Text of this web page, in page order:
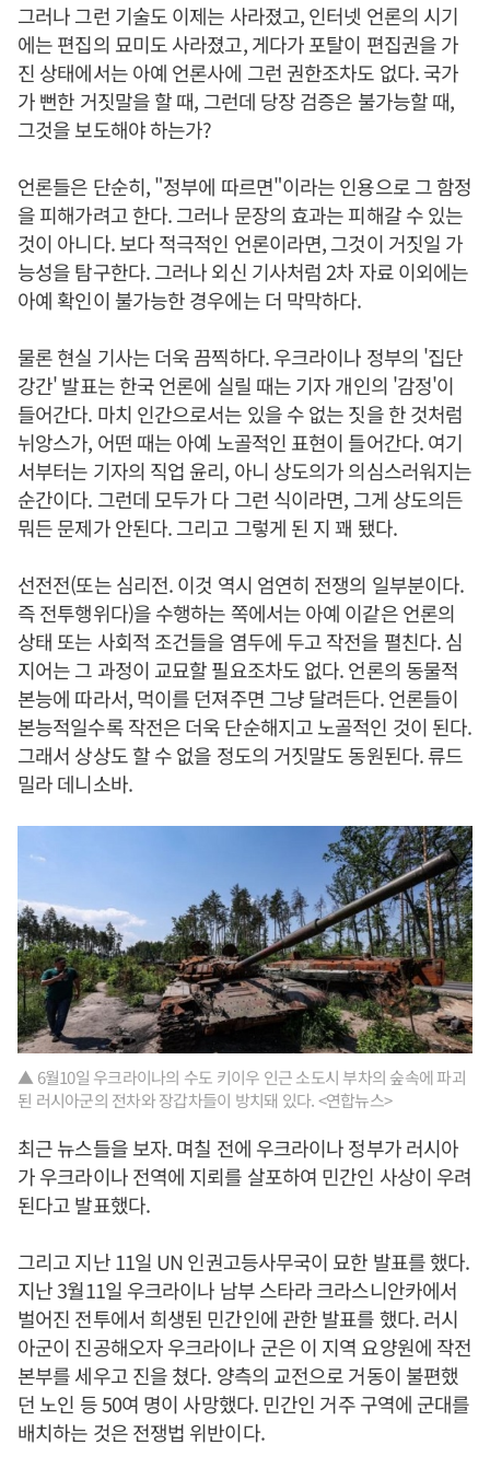
그러나 그런 기술도 이제는 사라졌고, 인터넷 언론의 시기
에는 편집의 묘미도 사라졌고, 게다가 포탈이 편집권을 가
진 상태에서는 아예 언론사에 그런 권한조차도 없다. 국가
가 뻔한 거짓말을 할 때, 그런데 당장 검증은 불가능할 때,
그것을 보도해야 하는가?
언론들은 단순히, "정부에 따르면"이라는 인용으로 그 함정
을 피해가려고 한다. 그러나 문장의 효과는 피해갈 수 있는
것이 아니다. 보다 적극적인 언론이라면, 그것이 거짓일 가
능성을 탐구한다. 그러나 외신 기사처럼 2차 자료 이외에는
아예 확인이 불가능한 경우에는 더 막막하다.
물론 현실 기사는 더욱 끔찍하다. 우크라이나 정부의 '집단
강간' 발표는 한국 언론에 실릴 때는 기자 개인의 '감정'이
들어간다. 마치 인간으로서는 있을 수 없는 짓을 한 것처럼
뉘앙스가, 어떤 때는 아예 노골적인 표현이 들어간다. 여기
서부터는 기자의 직업 윤리, 아니 상도의가 의심스러워지는
순간이다. 그런데 모두가 다 그런 식이라면, 그게 상도의든
뭐든 문제가 안된다. 그리고 그렇게 된 지 꽤 됐다.
선전전(또는 심리전. 이것 역시 엄연히 전쟁의 일부분이다.
즉 전투행위다)을 수행하는 쪽에서는 아예 이같은 언론의
상태 또는 사회적 조건들을 염두에 두고 작전을 펼친다. 심
지어는 그 과정이 교묘할 필요조차도 없다. 언론의 동물적
본능에 따라서, 먹이를 던져주면 그냥 달려든다. 언론들이
본능적일수록 작전은 더욱 단순해지고 노골적인 것이 된다.
그래서 상상도 할 수 없을 정도의 거짓말도 동원된다. 류드
밀라 데니소바.
▲ 6월10일 우크라이나의 수도 키이우 인근 소도시 부차의 숲속에 파괴
된 러시아군의 전차와 장갑차들이 방치돼 있다. <연합뉴스>
최근 뉴스들을 보자. 며칠 전에 우크라이나 정부가 러시아
가 우크라이나 전역에 지뢰를 살포하여 민간인 사상이 우려
된다고 발표했다.
그리고 지난 11일 UN 인권고등사무국이 묘한 발표를 했다.
지난 3월11일 우크라이나 남부 스타라 크라스니안카에서
벌어진 전투에서 희생된 민간인에 관한 발표를 했다. 러시
아군이 진공해오자 우크라이나 군은 이 지역 요양원에 작전
본부를 세우고 진을 쳤다. 양측의 교전으로 거동이 불편했
던 노인 등 50여 명이 사망했다. 민간인 거주 구역에 군대를
배치하는 것은 전쟁법 위반이다.